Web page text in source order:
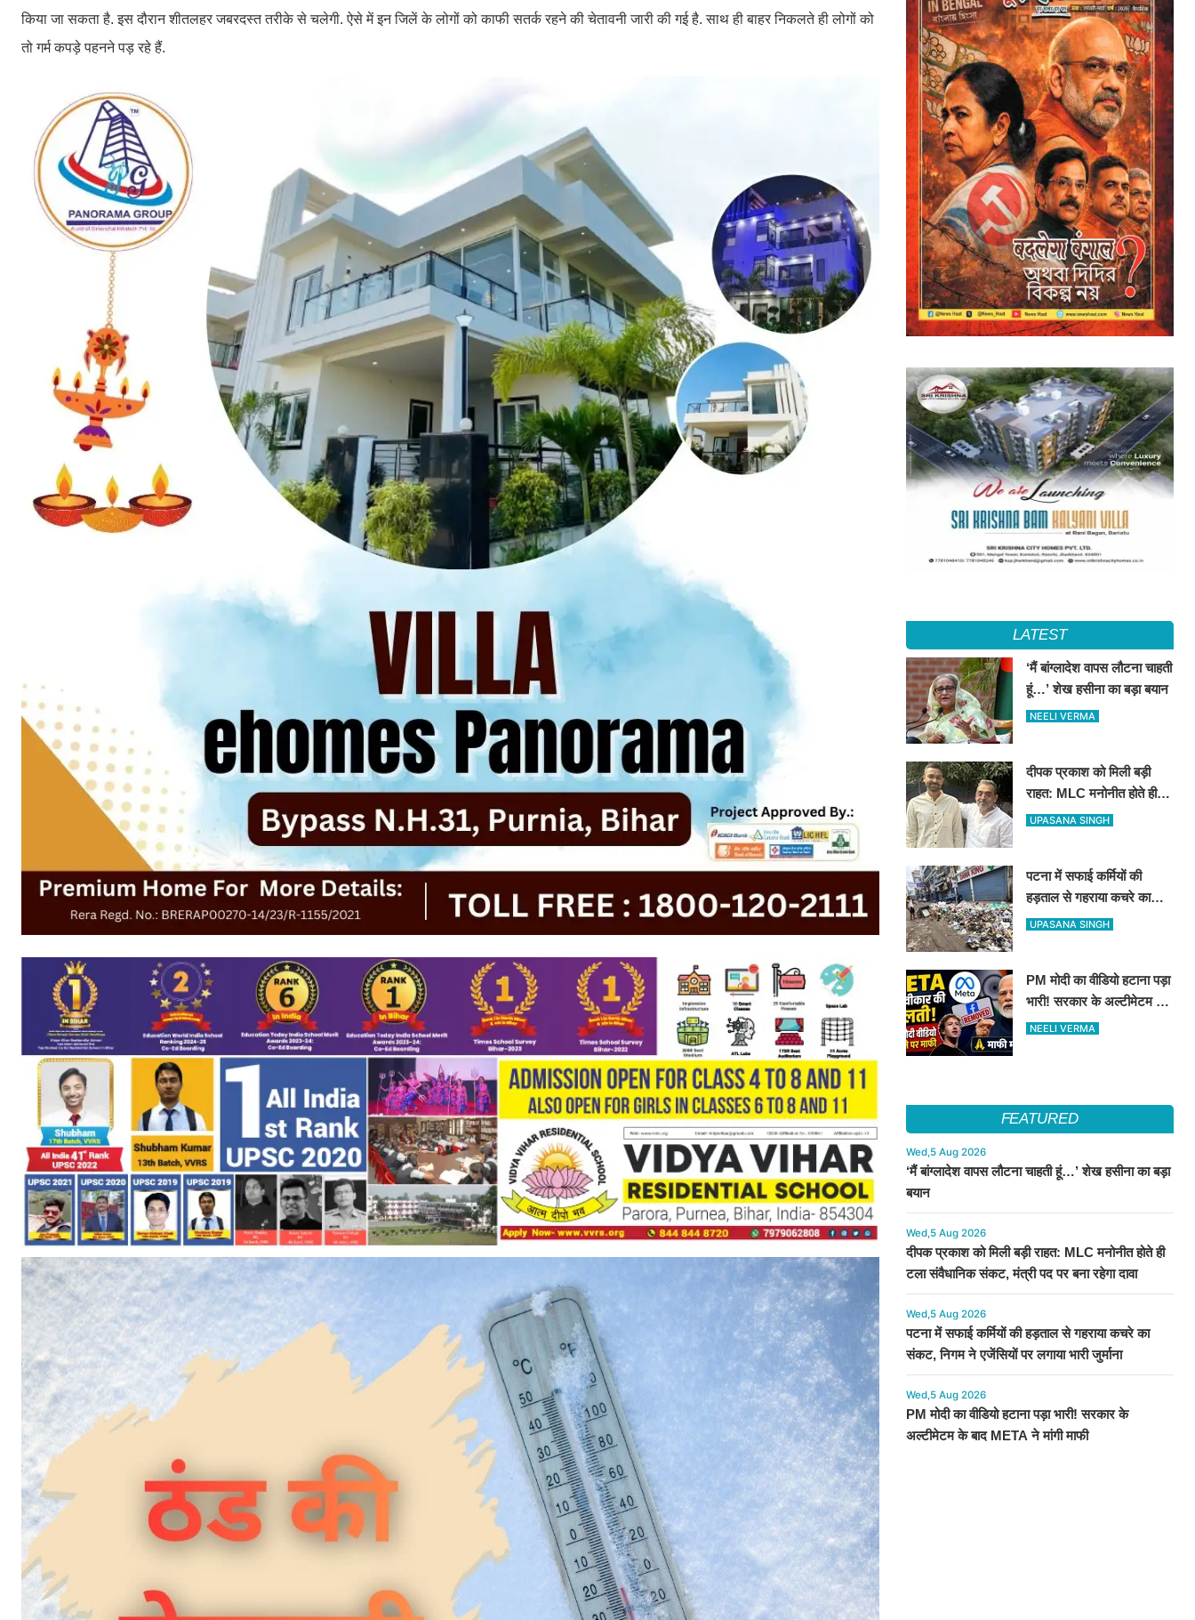
किया जा सकता है. इस दौरान शीतलहर जबरदस्त तरीके से चलेगी. ऐसे में इन जिलें के लोगों को काफी सतर्क रहने की चेतावनी जारी की गई है. साथ ही बाहर निकलते ही लोगों को
तो गर्म कपड़े पहनने पड़ रहे हैं.
LATEST
‘मैं बांग्लादेश वापस लौटना चाहती
हूं…’ शेख हसीना का बड़ा बयान
NEELI VERMA
दीपक प्रकाश को मिली बड़ी
राहत: MLC मनोनीत होते ही
टला संवैधानिक संकट, मंत्री पद
UPASANA SINGH
पटना में सफाई कर्मियों की
हड़ताल से गहराया कचरे का
संकट, निगम ने एजेंसियों पर
UPASANA SINGH
PM मोदी का वीडियो हटाना पड़ा
भारी! सरकार के अल्टीमेटम के
बाद META ने मांगी माफी
NEELI VERMA
FEATURED
Wed,5 Aug 2026
‘मैं बांग्लादेश वापस लौटना चाहती हूं…’ शेख हसीना का बड़ा
बयान
Wed,5 Aug 2026
दीपक प्रकाश को मिली बड़ी राहत: MLC मनोनीत होते ही
टला संवैधानिक संकट, मंत्री पद पर बना रहेगा दावा
Wed,5 Aug 2026
पटना में सफाई कर्मियों की हड़ताल से गहराया कचरे का
संकट, निगम ने एजेंसियों पर लगाया भारी जुर्माना
Wed,5 Aug 2026
PM मोदी का वीडियो हटाना पड़ा भारी! सरकार के
अल्टीमेटम के बाद META ने मांगी माफी